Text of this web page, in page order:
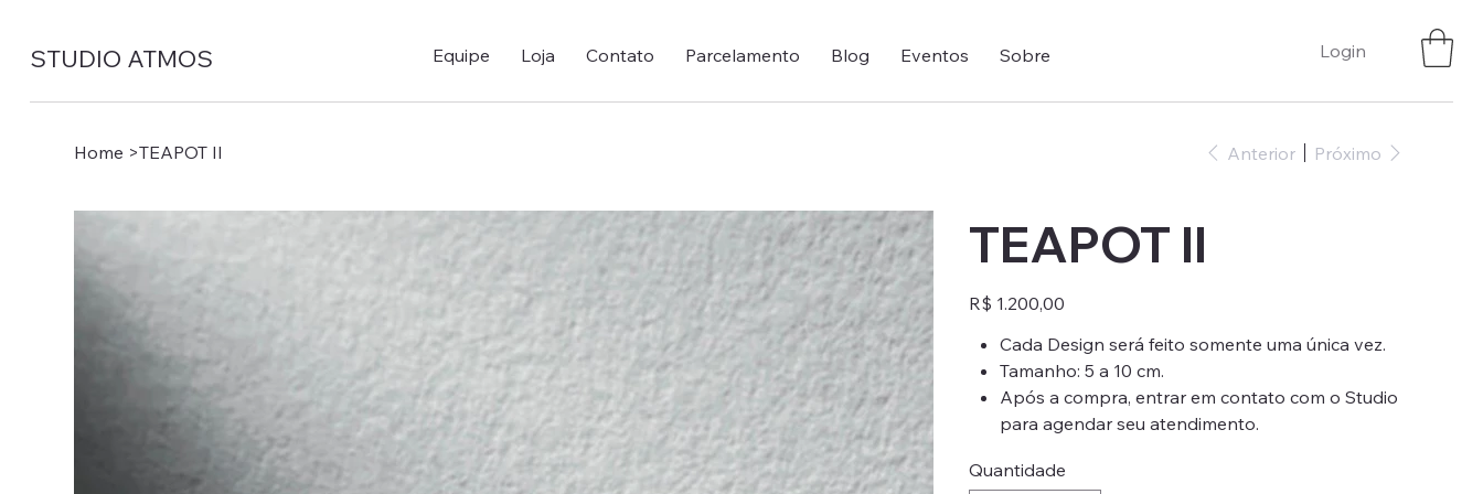
Equipe Loja Contato Parcelamento Blog Eventos Sobre
STUDIO ATMOS Login
Home >TEAPOT II Anterior Próximo
TEAPOT II
Preço
R$ 1.200,00
Cada Design será feito somente uma única vez.
Tamanho: 5 a 10 cm.
Após a compra, entrar em contato com o Studio
para agendar seu atendimento.
Quantidade